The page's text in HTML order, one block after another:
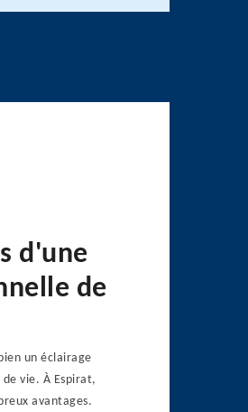
d'une
de
un éclairage
vie. À Espirat,
avantages.